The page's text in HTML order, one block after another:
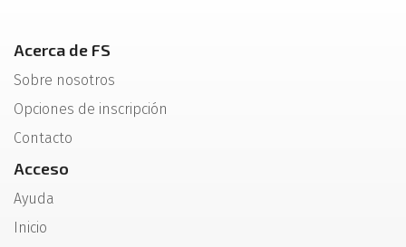
Acerca de FS
Sobre nosotros
Opciones de inscripción
Contacto
Acceso
Ayuda
Inicio